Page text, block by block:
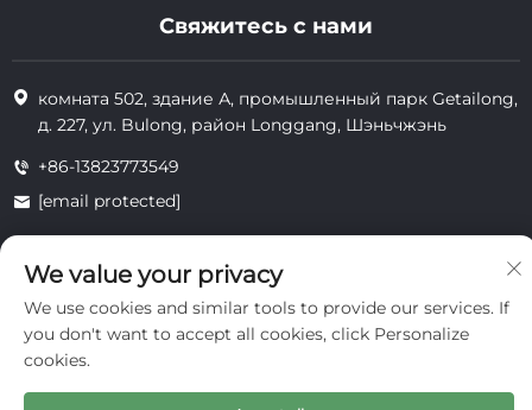
Свяжитесь с нами
комната 502, здание А, промышленный парк Getailong,
д. 227, ул. Bulong, район Longgang, Шэньчжэнь
+86-13823773549
[email protected]
Все права защищены © 2025 Inte Cosmetics (Shenzhen) Co., Ltd.
конфиденциальность
We value your privacy
We use cookies and similar tools to provide our services. If
you don't want to accept all cookies, click Personalize
cookies.